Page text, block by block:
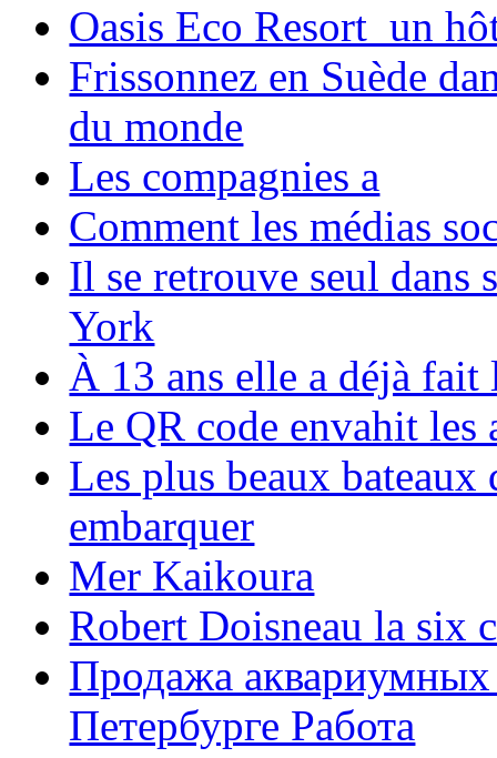
Oasis Eco Resort un
Frissonnez en Suède
du monde
Les compagnies a
Comment les médias
Il se retrouve seul dans
York
À 13 ans elle a déjà
Le QR code envahit les
Les plus beaux bateaux
embarquer
Mer Kaikoura
Robert Doisneau la six
Продажа аквариумных
Петербурге Работа